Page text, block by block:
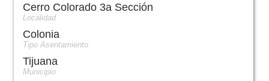
Cerro Colorado 3a Sección
Localidad
Colonia
Tipo Asentamiento
Tijuana
Municipio